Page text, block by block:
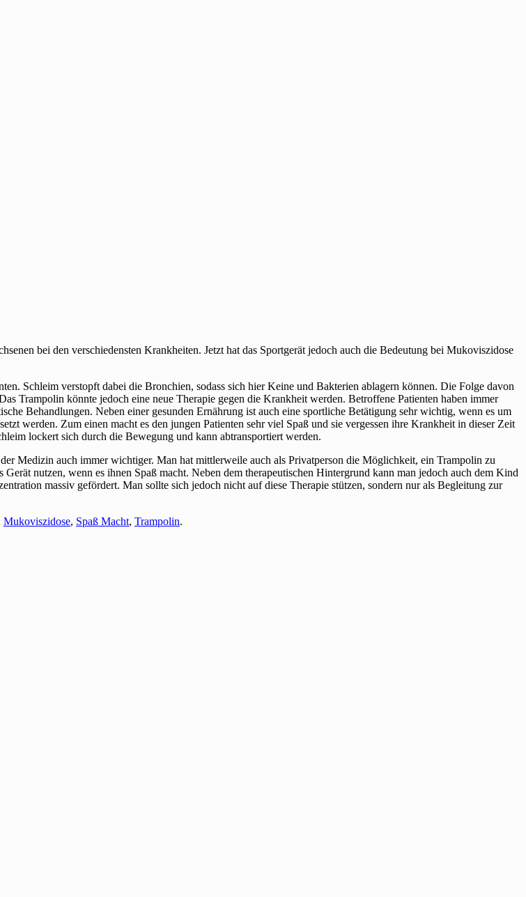
bei den verschiedensten Krankheiten. Jetzt hat das Sportgerät jedoch auch die Bedeutung bei Mukoviszidose
Schleim verstopft dabei die Bronchien, sodass sich hier Keine und Bakterien ablagern können. Die Folge davon
Trampolin könnte jedoch eine neue Therapie gegen die Krankheit werden. Betroffene Patienten haben immer
Behandlungen. Neben einer gesunden Ernährung ist auch eine sportliche Betätigung sehr wichtig, wenn es um
werden. Zum einen macht es den jungen Patienten sehr viel Spaß und sie vergessen ihre Krankheit in dieser Zeit
lockert sich durch die Bewegung und kann abtransportiert werden.
Medizin auch immer wichtiger. Man hat mittlerweile auch als Privatperson die Möglichkeit, ein Trampolin zu
nutzen, wenn es ihnen Spaß macht. Neben dem therapeutischen Hintergrund kann man jedoch auch dem Kind
massiv gefördert. Man sollte sich jedoch nicht auf diese Therapie stützen, sondern nur als Begleitung zur
Mukoviszidose, Spaß Macht, Trampolin.